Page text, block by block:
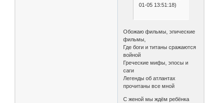
01-05 13:51:18)
Обожаю фильмы, эпические
фильмы,
Где боги и титаны сражаются
войной
Греческие мифы, эпосы и
саги
Легенды об атлантах
прочитаны все мной
С женой мы ждём ребёнка